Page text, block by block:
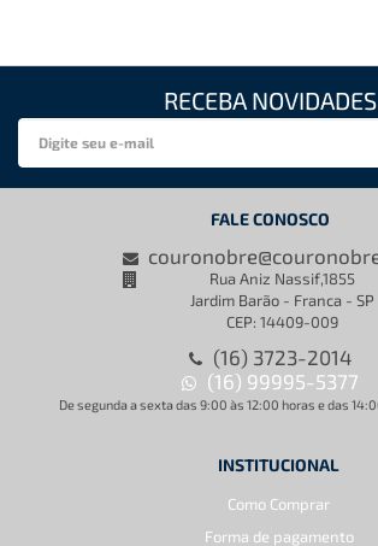
RECEBA NOVIDADES
INSTITUCIONAL
Como Comprar
Forma de pagamento
FALE CONOSCO
Rua Aniz Nassif,1855
Jardim Barão - Franca - SP
CEP: 14409-009
(16) 3723-2014
(16) 99995-5377
De segunda a sexta das 9:00 às 12:00 horas e das